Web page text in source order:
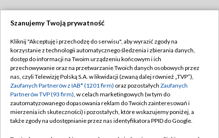
TVP
Abonament TVP
Emisja w TVP
Centrum informacji TVP
Naziemna Telewizja Cyfrowa
Regulamin TVP
Polityka prywatności
Moje zgody
Pomoc
Szanujemy Twoją prywatność
Kliknij "Akceptuję i przechodzę do serwisu", aby wyrazić zgody na
korzystanie z technologii automatycznego śledzenia i zbierania danych,
dostęp do informacji na Twoim urządzeniu końcowym i ich
przechowywanie oraz na przetwarzanie Twoich danych osobowych przez
nas, czyli Telewizję Polską S.A. w likwidacji (zwaną dalej również „TVP”),
Zaufanych Partnerów z IAB* (1201 firm) oraz pozostałych Zaufanych
Partnerów TVP (93 firm), w celach marketingowych (w tym do
zautomatyzowanego dopasowania reklam do Twoich zainteresowań i
mierzenia ich skuteczności) i pozostałych, które wskazujemy poniżej, a
także zgody na udostępnianie przez nas identyfikatora PPID do Google.